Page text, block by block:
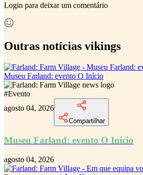
Login para deixar um comentário
Outras notícias vikings
Museu Farland: evento O Início
#Evento
agosto 04, 2026
Compartilhar
Museu Farland: evento O Início
agosto 04, 2026